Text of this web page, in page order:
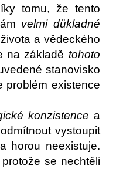
tomu, že tento
velmi důkladné
a vědeckého
na základě tohoto
stanovisko
problém existence
konzistence a
vystoupit
horou neexistuje.
se nechtěli